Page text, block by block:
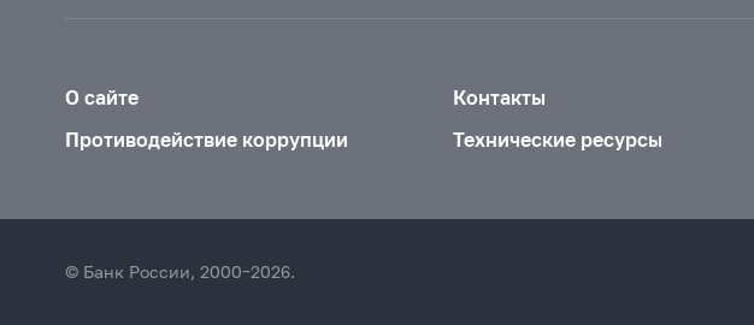
О сайте
Контакты
Противодействие коррупции
Технические ресурсы
© Банк России, 2000–2026.